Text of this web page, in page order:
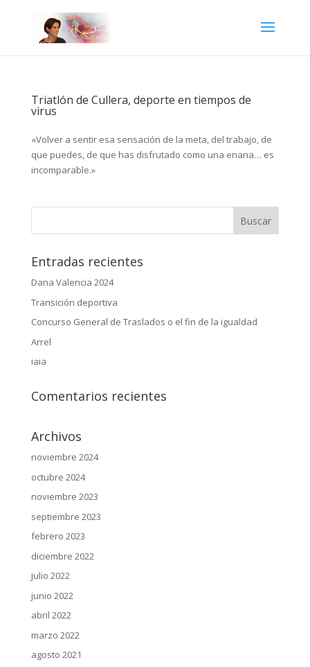
Triatlón de Cullera, deporte en tiempos de
virus
«Volver a sentir esa sensación de la meta, del trabajo, de
que puedes, de que has disfrutado como una enana… es
incomparable.»
Entradas recientes
Dana Valencia 2024
Transición deportiva
Concurso General de Traslados o el fin de la igualdad
Arrel
iaia
Comentarios recientes
Archivos
noviembre 2024
octubre 2024
noviembre 2023
septiembre 2023
febrero 2023
diciembre 2022
julio 2022
junio 2022
abril 2022
marzo 2022
agosto 2021